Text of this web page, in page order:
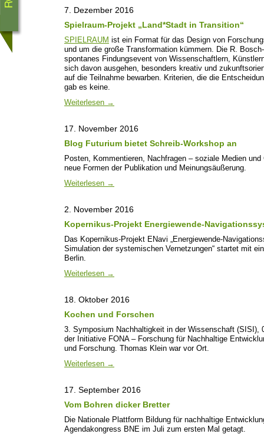
7. Dezember 2016
Spielraum-Projekt „Land*Stadt in Transition“
SPIELRAUM ist ein Format für das Design von
und um die große Transformation kümmern. Die R.
spontanes Findungsevent von Wissenschaftlern,
sich davon ausgehen, besonders kreativ und
auf die Teilnahme bewarben. Kriterien, die die
gab es keine.
Weiterlesen →
17. November 2016
Blog Futurium bietet Schreib-Workshop an
Posten, Kommentieren, Nachfragen – soziale Medien
neue Formen der Publikation und Meinungsäußerung.
Weiterlesen →
2. November 2016
Kopernikus-Projekt Energiewende-
Das Kopernikus-Projekt ENavi „Energiewende-
Simulation der systemischen Vernetzungen“ startet mit
Berlin.
Weiterlesen →
18. Oktober 2016
Kochen und Forschen
3. Symposium Nachhaltigkeit in der Wissenschaft (SISI),
der Initiative FONA – Forschung für Nachhaltige
und Forschung. Thomas Klein war vor Ort.
Weiterlesen →
17. September 2016
Vom Bohren dicker Bretter
Die Nationale Plattform Bildung für nachhaltige
Agendakongress BNE im Juli zum ersten Mal getagt.